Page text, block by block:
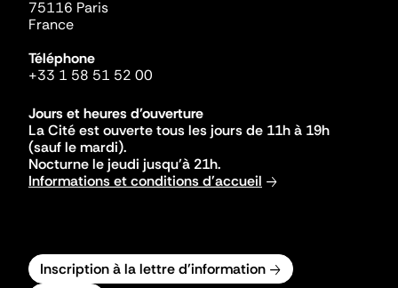
75116 Paris
France
Téléphone
+33 1 58 51 52 00
Jours et heures d'ouverture
La Cité est ouverte tous les jours de 11h à 19h
(sauf le mardi).
Nocturne le jeudi jusqu'à 21h.
Informations et conditions d'accueil
Inscription à la lettre d'information